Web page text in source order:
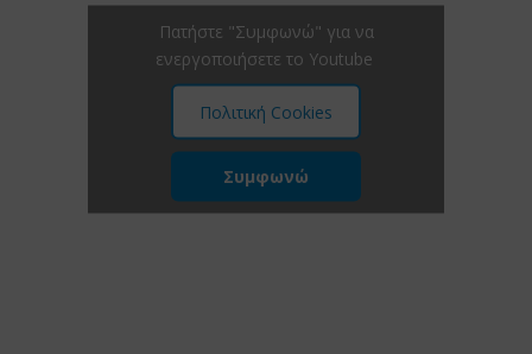
Πατήστε "Συμφωνώ" για να
ενεργοποιήσετε το Youtube
Πολιτική Cookies
Συμφωνώ